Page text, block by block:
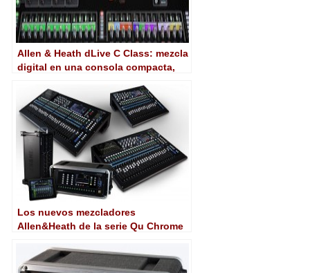
Allen & Heath dLive C Class: mezcla
digital en una consola compacta,
Los nuevos mezcladores
Allen&Heath de la serie Qu Chrome
mezcla digital en un equipo
compacto